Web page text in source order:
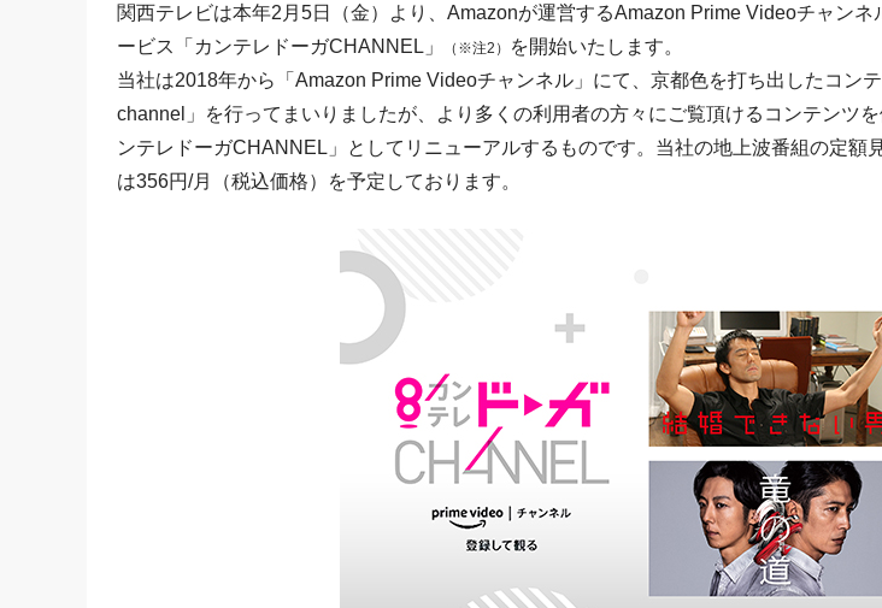
関西テレビは本年2月5日（金）より、Amazonが運営するAmazon Prime Videoチャンネ
ービス「カンテレドーガCHANNEL」
（※注2）
を開始いたします。
当社は2018年から「Amazon Prime Videoチャンネル」にて、京都色を打ち出したコン
channel」を行ってまいりましたが、より多くの利用者の方々にご覧頂けるコンテンツ
ンテレドーガCHANNEL」としてリニューアルするものです。当社の地上波番組の定額
は356円/月（税込価格）を予定しております。